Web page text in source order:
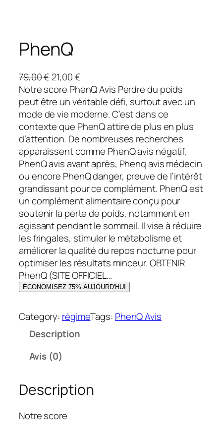
PhenQ
79,00€L
e
p
r
i
x
i
n
i
t
i
a
l
é
t
a
i
t
:
7
9
,
0
€
.
21,00€L
e
p
r
i
x
a
c
t
u
e
l
e
s
t
:
2
,
0
Notre score PhenQ Avis Perdre du poids
peut être un véritable défi, surtout avec un
mode de vie moderne. C’est dans ce
contexte que PhenQ attire de plus en plus
d’attention. De nombreuses recherches
apparaissent comme PhenQ avis négatif,
PhenQ avis avant après, Phenq avis médecin
ou encore PhenQ danger, preuve de l’intérêt
grandissant pour ce complément. PhenQ est
un complément alimentaire conçu pour
soutenir la perte de poids, notamment en
agissant pendant le sommeil. Il vise à réduire
les fringales, stimuler le métabolisme et
améliorer la qualité du repos nocturne pour
optimiser les résultats minceur. OBTENIR
PhenQ (SITE OFFICIEL…
ÉCONOMISEZ 75% AUJOURD'HUI
Category: régimeTags: PhenQ Avis
Description
Avis (0)
Description
Notre score